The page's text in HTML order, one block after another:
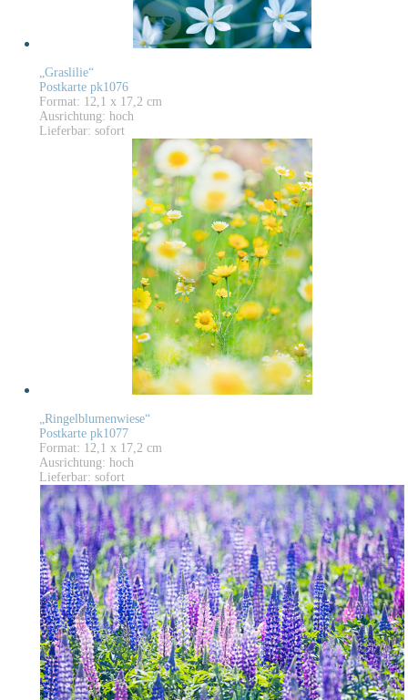
„Graslilie“
Postkarte pk1076
Format: 12,1 x 17,2 cm
Ausrichtung: hoch
Lieferbar: sofort
„Ringelblumenwiese“
Postkarte pk1077
Format: 12,1 x 17,2 cm
Ausrichtung: hoch
Lieferbar: sofort